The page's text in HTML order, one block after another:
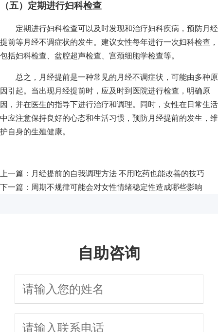
（五）定期进行妇科检查
定期进行妇科检查可以及时发现和治疗妇科疾病，预防月经
提前等月经不调症状的发生。建议女性每年进行一次妇科检查，
包括妇科检查、盆腔超声检查、宫颈细胞学检查等。
总之，月经提前是一种常见的月经不调症状，可能由多种原
因引起。当出现月经提前时，应及时到医院进行检查，明确原
因，并在医生的指导下进行治疗和调理。同时，女性在日常生活
中应注意保持良好的心态和生活习惯，预防月经提前的发生，维
护自身的生殖健康。
上一篇： 月经提前的自我调理方法 不用吃药也能改善的技巧
下一篇： 周期不规律可能会对女性情绪稳定性造成哪些影响
自助咨询